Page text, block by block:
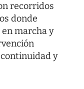
recorridos
donde
marcha y
y